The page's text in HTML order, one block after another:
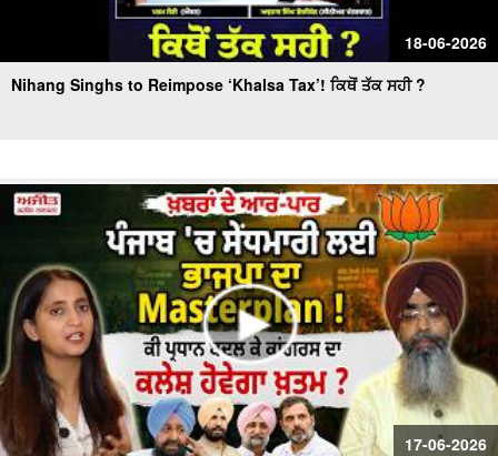
18-06-2026
Nihang Singhs to Reimpose ‘Khalsa Tax’! ਕਿਥੋਂ ਤੱਕ ਸਹੀ ?
17-06-2026